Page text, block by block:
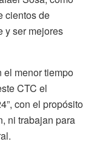
cientos de
y ser mejores
el menor tiempo
CTC el
con el propósito
ni trabajan para